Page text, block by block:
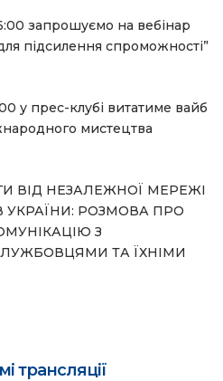
запрошуємо на вебінар
підсилення спроможності”
у прес-клубі витатиме вайб
мистецтва
ВІД НЕЗАЛЕЖНОЇ МЕРЕЖІ
УКРАЇНИ: РОЗМОВА ПРО
З
ТА ЇХНІМИ
трансляції